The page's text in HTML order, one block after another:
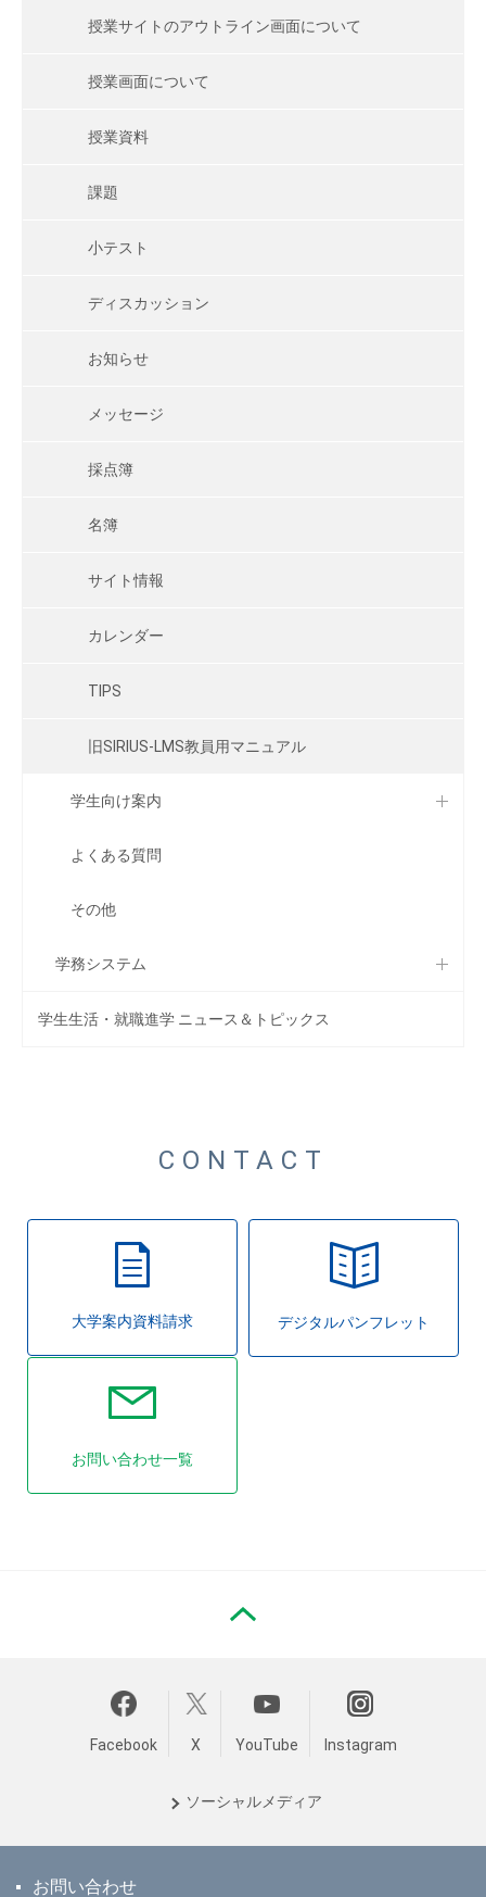
授業サイトのアウトライン画面について
授業画面について
授業資料
課題
小テスト
ディスカッション
お知らせ
メッセージ
採点簿
名簿
サイト情報
カレンダー
TIPS
旧SIRIUS-LMS教員用マニュアル
学生向け案内
よくある質問
その他
学務システム
学生生活・就職進学 ニュース＆トピックス
CONTACT
大学案内資料請求 デジタルパンフレット
お問い合わせ一覧
Facebook X YouTube Instagram
ソーシャルメディア
お問い合わせ